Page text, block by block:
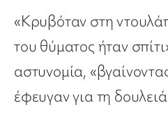
«Κρυβόταν στη
του θύματος ήταν
αστυνομία,
έφευγαν για τη